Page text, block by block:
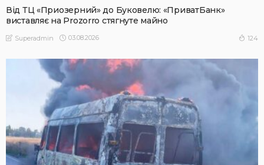
Від ТЦ «Приозерний» до Буковелю: «ПриватБанк»
виставляє на Prozorro стягнуте майно
Superadmin 03.08.2026 124